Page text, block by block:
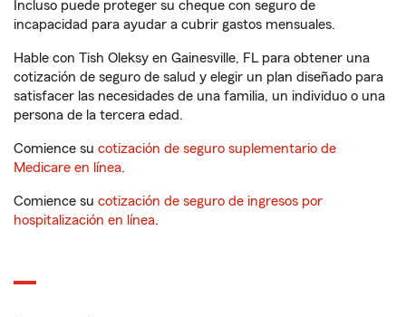
Incluso puede proteger su cheque con seguro de
incapacidad para ayudar a cubrir gastos mensuales.
Hable con Tish Oleksy en Gainesville, FL para obtener una
cotización de seguro de salud y elegir un plan diseñado para
satisfacer las necesidades de una familia, un individuo o una
persona de la tercera edad.
Comience su cotización de seguro suplementario de
Medicare en línea.
Comience su cotización de seguro de ingresos por
hospitalización en línea.